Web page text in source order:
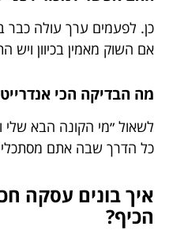
כן. לפעמים ערך עולה כבר
אם השוק מאמין בכיוון ויש
מה הבדיקה הכי
לשאול ״מי הקונה הבא שלי
כל הדרך שבה אתם
איך בונים עסקה
הכיף?